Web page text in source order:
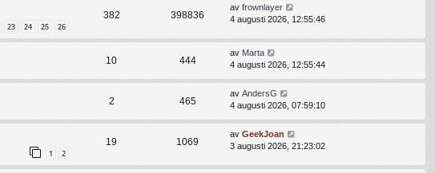
23 24 25 26
382 398836
av frownlayer
4 augusti 2026, 12:55:46
10 444
av Marta
4 augusti 2026, 12:55:44
2 465
av AndersG
4 augusti 2026, 07:59:10
1 2
19 1069
av GeekJoan
3 augusti 2026, 21:23:02